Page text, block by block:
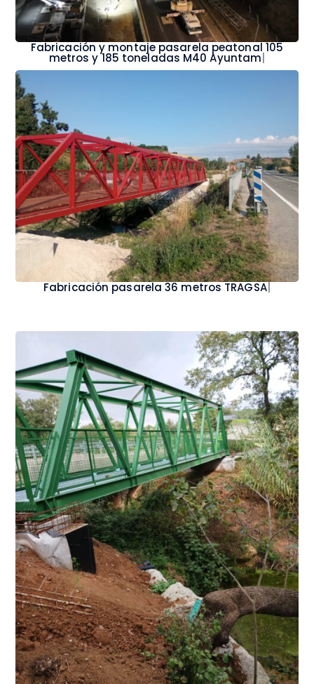
Fabricación y montaje pasarela peatonal 105
metros y 185 toneladas M40 Ayuntamiento de
Madrid|
Fabricació|